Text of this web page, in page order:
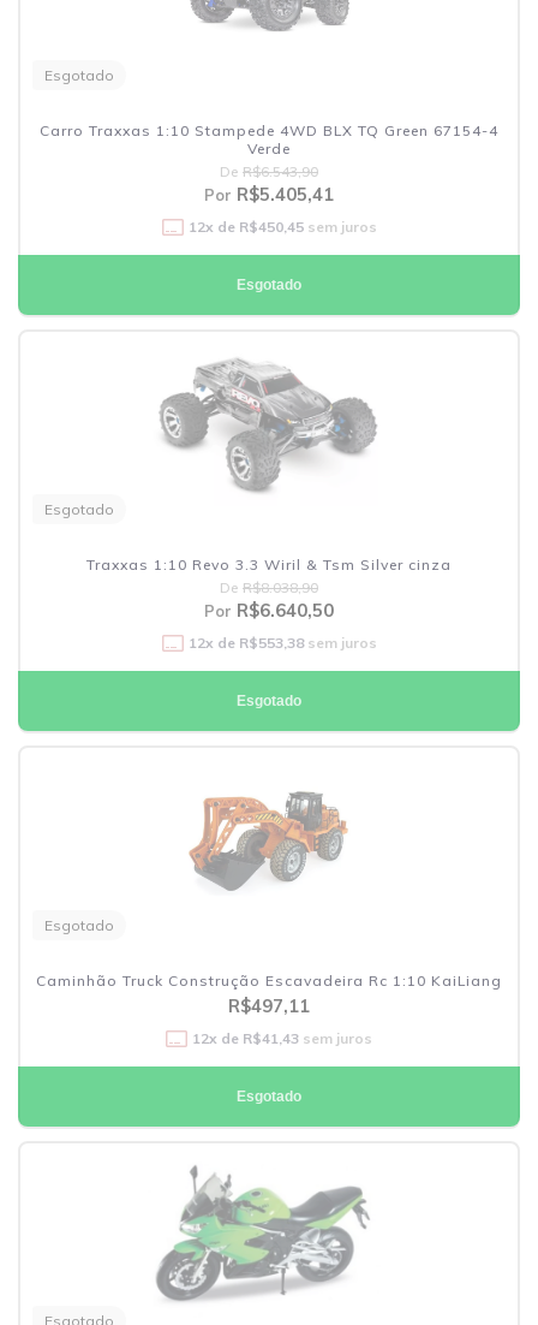
Esgotado
Carro Traxxas 1:10 Stampede 4WD BLX TQ Green 67154-4
Verde
De R$6.543,90
Por R$5.405,41
12x de R$450,45sem juros
Esgotado
Esgotado
Traxxas 1:10 Revo 3.3 Wiril & Tsm Silver cinza
De R$8.038,90
Por R$6.640,50
12x de R$553,38sem juros
Esgotado
Esgotado
Caminhão Truck Construção Escavadeira Rc 1:10 KaiLiang
R$497,11
12x de R$41,43 sem juros
Esgotado
Esgotado